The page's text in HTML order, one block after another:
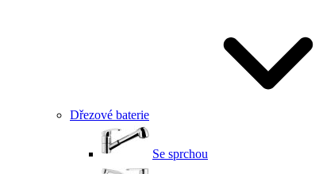
Dřezové baterie
Se sprchou